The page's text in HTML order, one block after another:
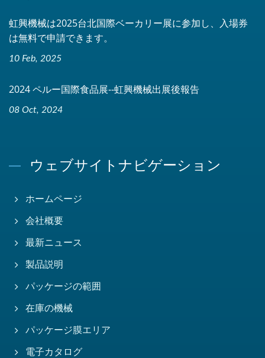
虹興機械は2025台北国際ベーカリー展に参加し、入場券
は無料で申請できます。
10 Feb, 2025
2024 ペルー国際食品展--虹興機械出展後報告
08 Oct, 2024
ウェブサイトナビゲーション
ホームページ
会社概要
最新ニュース
製品説明
パッケージの範囲
在庫の機械
パッケージ膜エリア
電子カタログ